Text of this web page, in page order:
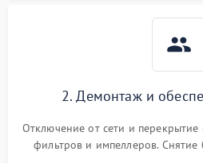
2. Демонтаж и
Отключение от сети и
фильтров и импеллеров. Снятие